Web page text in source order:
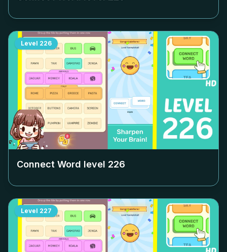
Level 226
Connect Word level 226
Level 227